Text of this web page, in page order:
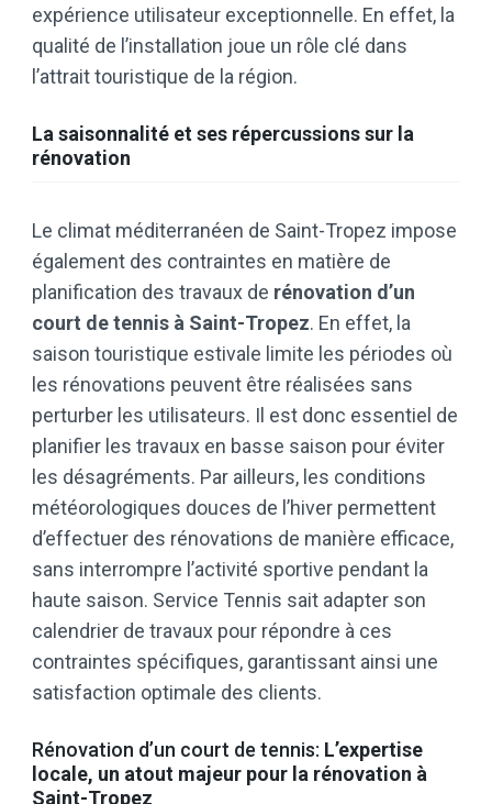
expérience utilisateur exceptionnelle. En effet, la
qualité de l’installation joue un rôle clé dans
l’attrait touristique de la région.
La saisonnalité et ses répercussions sur la
rénovation
Le climat méditerranéen de Saint-Tropez impose
également des contraintes en matière de
planification des travaux de rénovation d’un
court de tennis à Saint-Tropez. En effet, la
saison touristique estivale limite les périodes où
les rénovations peuvent être réalisées sans
perturber les utilisateurs. Il est donc essentiel de
planifier les travaux en basse saison pour éviter
les désagréments. Par ailleurs, les conditions
météorologiques douces de l’hiver permettent
d’effectuer des rénovations de manière efficace,
sans interrompre l’activité sportive pendant la
haute saison. Service Tennis sait adapter son
calendrier de travaux pour répondre à ces
contraintes spécifiques, garantissant ainsi une
satisfaction optimale des clients.
Rénovation d’un court de tennis: L’expertise
locale, un atout majeur pour la rénovation à
Saint-Tropez